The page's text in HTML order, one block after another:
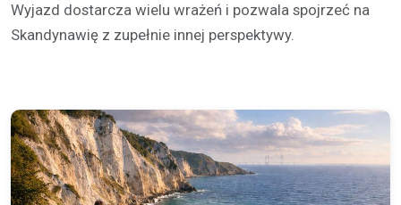
Wyjazd dostarcza wielu wrażeń i pozwala spojrzeć na
Skandynawię z zupełnie innej perspektywy.